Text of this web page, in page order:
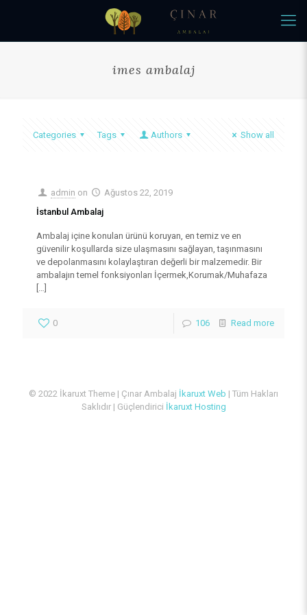
imes ambalaj
Categories Tags Authors Show all
admin on
Ağustos 22, 2019
İstanbul Ambalaj
Ambalaj içine konulan ürünü koruyan, en temiz ve en
güvenilir koşullarda size ulaşmasını sağlayan, taşınmasını
ve depolanmasını kolaylaştıran değerli bir malzemedir. Bir
ambalajın temel fonksiyonları İçermek,Korumak/Muhafaza
[…]
0 106 Read more
© 2022 İkaruxt Theme | Çınar Ambalaj İkaruxt Web | Tüm Hakları
Saklıdır | Güçlendirici İkaruxt Hosting